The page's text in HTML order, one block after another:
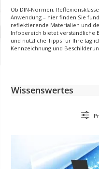
Ob DIN-Normen,
Anwendung – hier finden Sie
reflektierende Materialien und
Infobereich bietet verständliche
und nützliche Tipps für Ihre
Kennzeichnung und
Wissenswertes